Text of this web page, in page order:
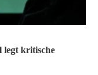
legt kritische